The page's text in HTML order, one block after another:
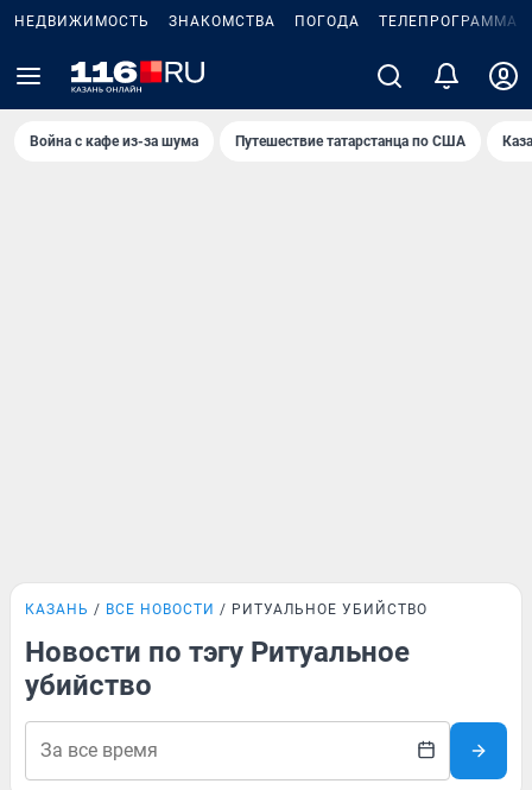
НЕДВИЖИМОСТЬ ЗНАКОМСТВА ПОГОДА ТЕЛЕПРОГРАММА
Война с кафе из-за шума Путешествие татарстанца по США
КАЗАНЬ ВСЕ НОВОСТИ РИТУАЛЬНОЕ УБИЙСТВО
Новости по тэгу Ритуальное
убийство